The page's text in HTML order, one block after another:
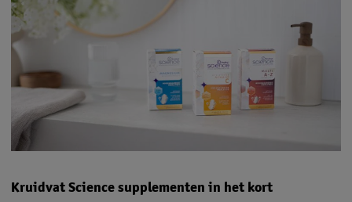
Kruidvat Science supplementen in het kort